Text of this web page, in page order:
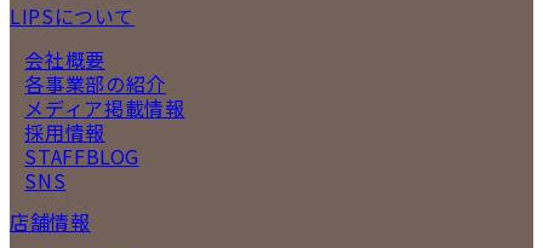
LIPSについて
会社概要
各事業部の紹介
メディア掲載情報
採用情報
STAFFBLOG
SNS
店舗情報